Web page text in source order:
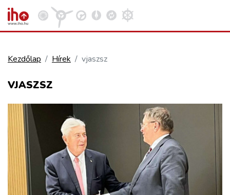
KÖZÚT
REPÜLÉS
KÖZLEKEDÉSFEJLESZTÉS
Kezdőlap Hírek vjaszsz
VJASZSZ